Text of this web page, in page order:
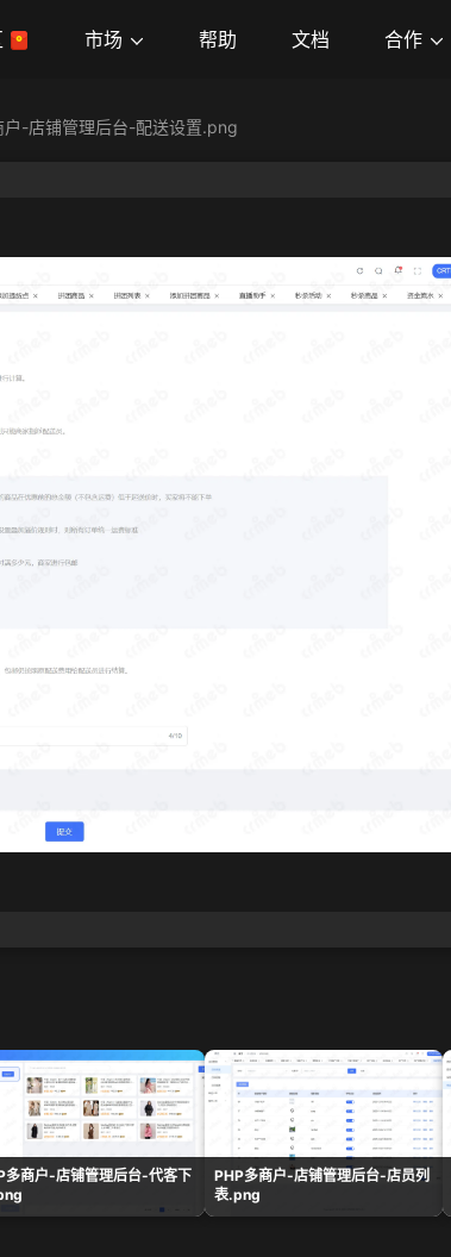
市场 帮助 文档 合作
户-店铺管理后台-配送设置.png
多商户-店铺管理后台-代客下
PHP多商户-店铺管理后台-店员列
表.png